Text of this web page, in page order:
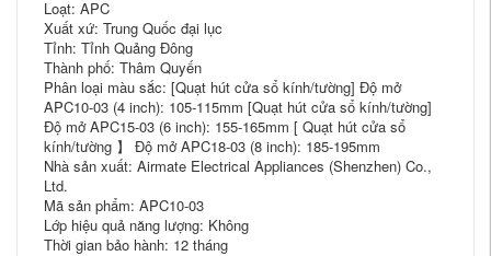
Loạt: APC
Xuất xứ: Trung Quốc đại lục
Tỉnh: Tỉnh Quảng Đông
Thành phố: Thâm Quyến
Phân loại màu sắc: [Quạt hút cửa sổ kính/tường] Độ mở
APC10-03 (4 inch): 105-115mm [Quạt hút cửa sổ kính/tường]
Độ mở APC15-03 (6 inch): 155-165mm [ Quạt hút cửa sổ
kính/tường 】 Độ mở APC18-03 (8 inch): 185-195mm
Nhà sản xuất: Airmate Electrical Appliances (Shenzhen) Co.,
Ltd.
Mã sản phẩm: APC10-03
Lớp hiệu quả năng lượng: Không
Thời gian bảo hành: 12 tháng